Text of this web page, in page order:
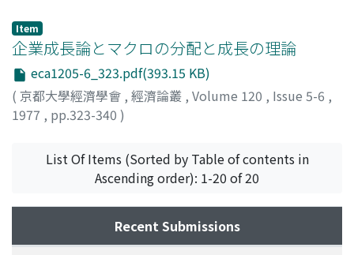
Item
企業成長論とマクロの分配と成長の理論
eca1205-6_323.pdf(393.15 KB)
( 京都大學經濟學會 , 經濟論叢 , Volume 120 , Issue 5-6 ,
1977 , pp.323-340 )
List Of Items (Sorted by Table of contents in
Ascending order): 1-20 of 20
Recent Submissions